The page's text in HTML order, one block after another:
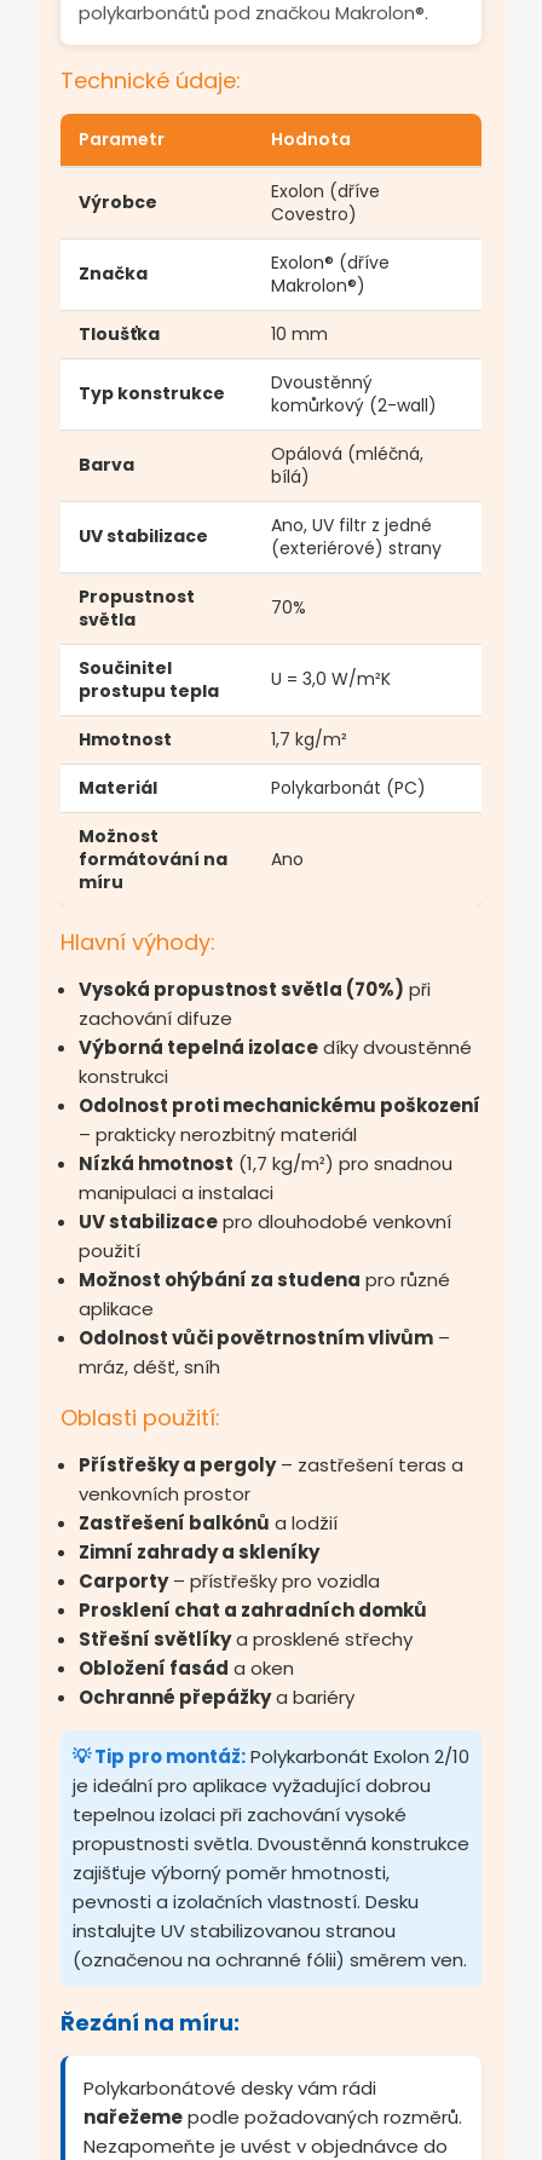
polykarbonátů pod značkou Makrolon®.
Technické údaje:
Parametr Hodnota
Výrobce
Exolon (dříve
Covestro)
Značka
Exolon® (dříve
Makrolon®)
Tloušťka
10 mm
Typ konstrukce
Dvoustěnný
komůrkový (2-wall)
Barva
Opálová (mléčná,
bílá)
UV stabilizace
Ano, UV filtr z jedné
(exteriérové) strany
Propustnost
světla
70%
Součinitel
prostupu tepla
U = 3,0 W/m²K
Hmotnost
1,7 kg/m²
Materiál
Polykarbonát (PC)
Možnost
formátování na
míru
Ano
Hlavní výhody:
Vysoká propustnost světla (70%) při
zachování difuze
Výborná tepelná izolacedíky dvoustěnné
konstrukci
Odolnost proti mechanickému poškození
– prakticky nerozbitný materiál
Nízká hmotnost (1,7 kg/m²) pro snadnou
manipulaci a instalaci
UV stabilizacepro dlouhodobé venkovní
použití
Možnost ohýbání za studena pro různé
aplikace
Odolnost vůči povětrnostním vlivům –
mráz, déšť, sníh
Oblasti použití:
Přístřešky a pergoly– zastřešení teras a
venkovních prostor
Zastřešení balkónů a lodžií
Zimní zahrady a skleníky
Carporty– přístřešky pro vozidla
Prosklení chat a zahradních domků
Střešní světlíkya prosklené střechy
Obložení fasád a oken
Ochranné přepážkya bariéry
💡 Tip pro montáž:Polykarbonát Exolon 2/10
je ideální pro aplikace vyžadující dobrou
tepelnou izolaci při zachování vysoké
propustnosti světla. Dvoustěnná konstrukce
zajišťuje výborný poměr hmotnosti,
pevnosti a izolačních vlastností. Desku
instalujte UV stabilizovanou stranou
(označenou na ochranné fólii) směrem ven.
Řezání na míru:
Polykarbonátové desky vám rádi
nařežemepodle požadovaných rozměrů.
Nezapomeňte je uvést v objednávce do